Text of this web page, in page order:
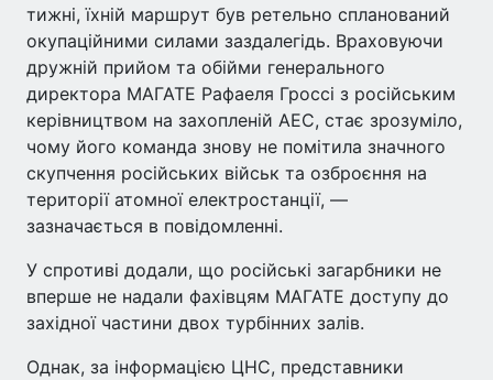
тижні, їхній маршрут був ретельно спланований
окупаційними силами заздалегідь. Враховуючи
дружній прийом та обійми генерального
директора МАГАТЕ Рафаеля Гроссі з російським
керівництвом на захопленій АЕС, стає зрозуміло,
чому його команда знову не помітила значного
скупчення російських військ та озброєння на
території атомної електростанції, —
зазначається в повідомленні.
У спротиві додали, що російські загарбники не
вперше не надали фахівцям МАГАТЕ доступу до
західної частини двох турбінних залів.
Однак, за інформацією ЦНС, представники